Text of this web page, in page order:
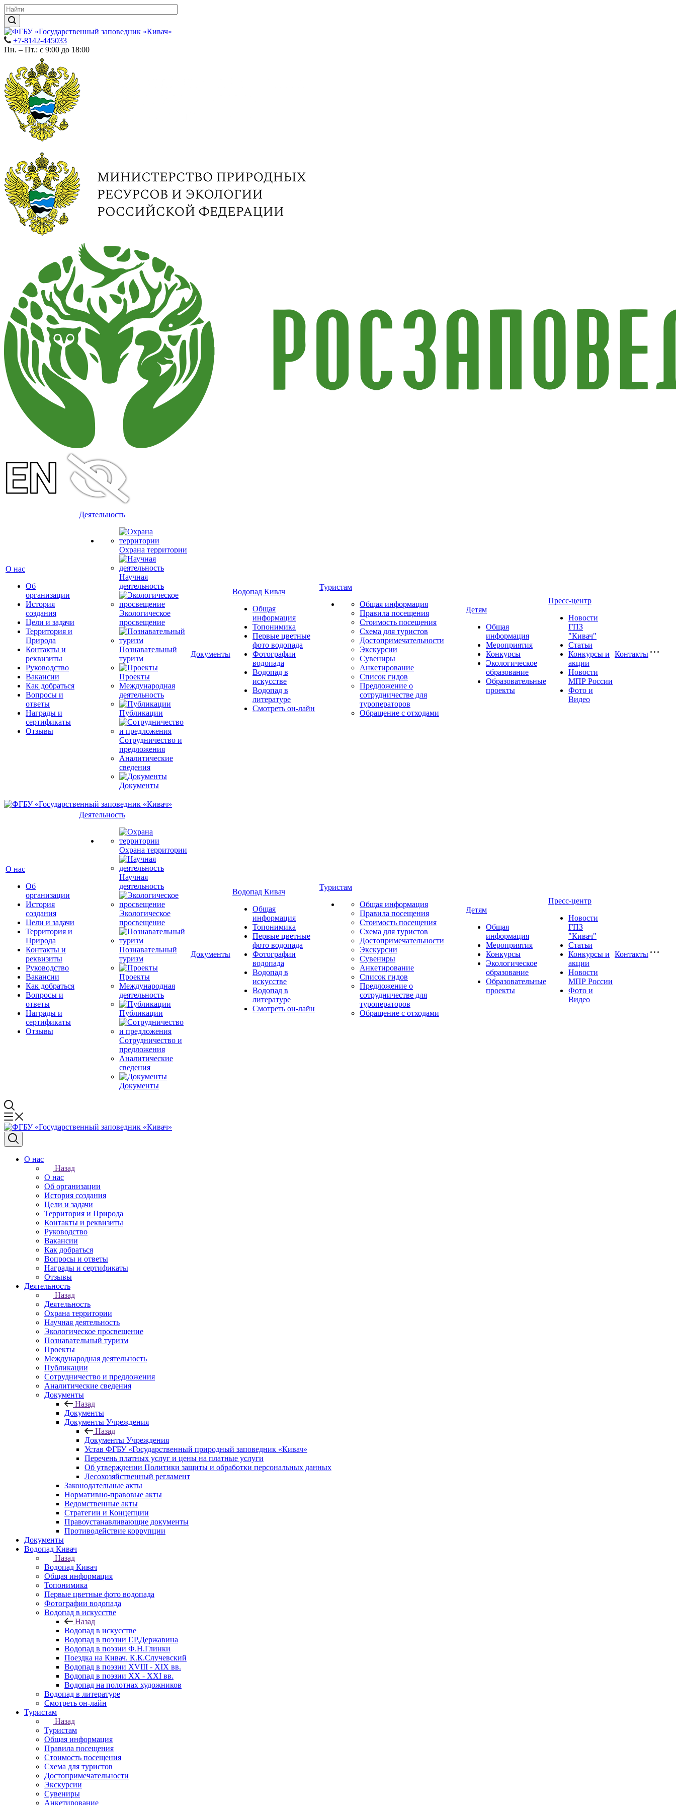
+7-8142-445033
Пн. – Пт.: с 9:00 до 18:00
О нас
Об
организации
История
создания
Цели и задачи
Территория и
Природа
Контакты и
реквизиты
Руководство
Вакансии
Как добраться
Вопросы и
ответы
Награды и
сертификаты
Отзывы
Деятельность
Охрана территории
Научная
деятельность
Экологическое
просвещение
Познавательный
туризм
Проекты
Международная
деятельность
Публикации
Сотрудничество и
предложения
Аналитические
сведения
Документы
Документы
Водопад Кивач
Общая
информация
Топонимика
Первые цветные
фото водопада
Фотографии
водопада
Водопад в
искусстве
Водопад в
литературе
Смотреть он-лайн
Туристам
Общая информация
Правила посещения
Стоимость посещения
Схема для туристов
Достопримечательности
Экскурсии
Сувениры
Анкетирование
Список гидов
Предложение о
сотрудничестве для
туроператоров
Обращение с отходами
Детям
Общая
информация
Мероприятия
Конкурсы
Экологическое
образование
Образовательные
проекты
Пресс-центр
Новости
ГПЗ
"Кивач"
Статьи
Конкурсы и
акции
Новости
МПР России
Фото и
Видео
Контакты
О нас
Об
организации
История
создания
Цели и задачи
Территория и
Природа
Контакты и
реквизиты
Руководство
Вакансии
Как добраться
Вопросы и
ответы
Награды и
сертификаты
Отзывы
Деятельность
Охрана территории
Научная
деятельность
Экологическое
просвещение
Познавательный
туризм
Проекты
Международная
деятельность
Публикации
Сотрудничество и
предложения
Аналитические
сведения
Документы
Документы
Водопад Кивач
Общая
информация
Топонимика
Первые цветные
фото водопада
Фотографии
водопада
Водопад в
искусстве
Водопад в
литературе
Смотреть он-лайн
Туристам
Общая информация
Правила посещения
Стоимость посещения
Схема для туристов
Достопримечательности
Экскурсии
Сувениры
Анкетирование
Список гидов
Предложение о
сотрудничестве для
туроператоров
Обращение с отходами
Детям
Общая
информация
Мероприятия
Конкурсы
Экологическое
образование
Образовательные
проекты
Пресс-центр
Новости
ГПЗ
"Кивач"
Статьи
Конкурсы и
акции
Новости
МПР России
Фото и
Видео
Контакты
О нас
Назад
О нас
Об организации
История создания
Цели и задачи
Территория и Природа
Контакты и реквизиты
Руководство
Вакансии
Как добраться
Вопросы и ответы
Награды и сертификаты
Отзывы
Деятельность
Назад
Деятельность
Охрана территории
Научная деятельность
Экологическое просвещение
Познавательный туризм
Проекты
Международная деятельность
Публикации
Сотрудничество и предложения
Аналитические сведения
Документы
Назад
Документы
Документы Учреждения
Назад
Документы Учреждения
Устав ФГБУ «Государственный природный заповедник «Кивач»
Перечень платных услуг и цены на платные услуги
Об утверждении Политики защиты и обработки персональных данных
Лесохозяйственный регламент
Законодательные акты
Нормативно-правовые акты
Ведомственные акты
Стратегии и Концепции
Правоустанавливающие документы
Противодействие коррупции
Документы
Водопад Кивач
Назад
Водопад Кивач
Общая информация
Топонимика
Первые цветные фото водопада
Фотографии водопада
Водопад в искусстве
Назад
Водопад в искусстве
Водопад в поэзии Г.Р.Державина
Водопад в поэзии Ф.Н.Глинки
Поездка на Кивач. К.К.Случевский
Водопад в поэзии XVIII - XIX вв.
Водопад в поэзии XX - XXI вв.
Водопад на полотнах художников
Водопад в литературе
Смотреть он-лайн
Туристам
Назад
Туристам
Общая информация
Правила посещения
Стоимость посещения
Схема для туристов
Достопримечательности
Экскурсии
Сувениры
Анкетирование